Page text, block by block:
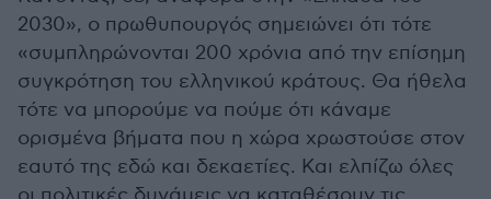
2030», ο πρωθυπουργός σημειώνει ότι τότε
«συμπληρώνονται 200 χρόνια από την επίσημη
συγκρότηση του ελληνικού κράτους. Θα ήθελα
τότε να μπορούμε να πούμε ότι κάναμε
ορισμένα βήματα που η χώρα χρωστούσε στον
εαυτό της εδώ και δεκαετίες. Και ελπίζω όλες